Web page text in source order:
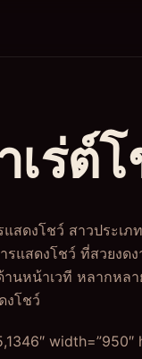
ร่ต์
สดงโชว์ สาวประเ
แสดงโชว์ ที่สวยงด
นหน้าเวที หลากหล
งโชว์
width=”950″